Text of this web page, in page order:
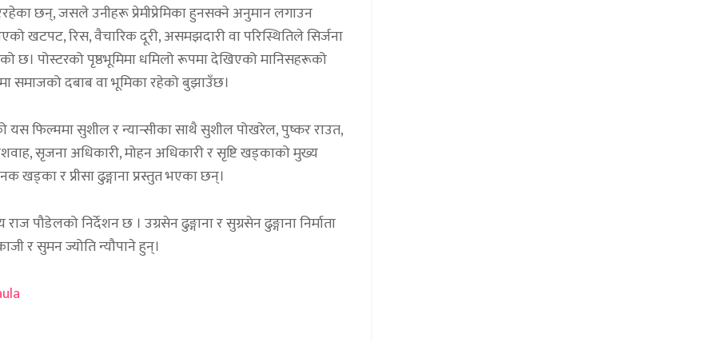
छन्, जसले उनीहरू प्रेमीप्रेमिका हुनसक्ने अनुमान लगाउन
खटपट, रिस, वैचारिक दूरी, असमझदारी वा परिस्थितिले सिर्जना
छ। पोस्टरको पृष्ठभूमिमा धमिलो रूपमा देखिएको मानिसहरूको
समाजको दबाब वा भूमिका रहेको बुझाउँछ।
यस फिल्ममा सुशील र न्यान्सीका साथै सुशील पोखरेल, पुष्कर राउत,
सृजना अधिकारी, मोहन अधिकारी र सृष्टि खड्काको मुख्य
र प्रीसा ढुङ्गाना प्रस्तुत भएका छन्।
पौडेलको निर्देशन छ । उग्रसेन ढुङ्गाना र सुग्रसेन ढुङ्गाना निर्माता
र सुमन ज्योति न्यौपाने हुन्।